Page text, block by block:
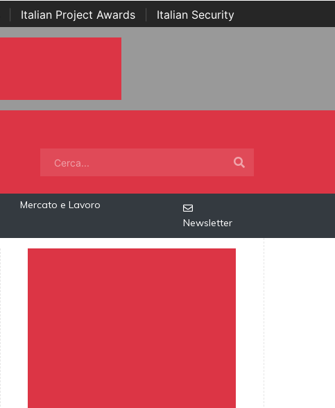
Italian Project Awards
Italian Security
Mercato e Lavoro
Newsletter